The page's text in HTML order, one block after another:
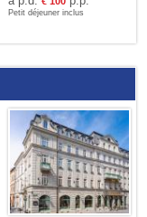
Petit déjeuner inclus